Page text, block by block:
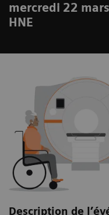
mercredi 22
HNE
Description de